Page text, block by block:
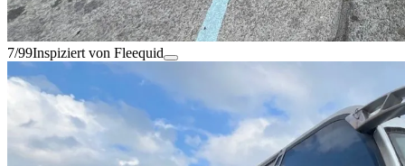
7/99Inspiziert von Fleequid